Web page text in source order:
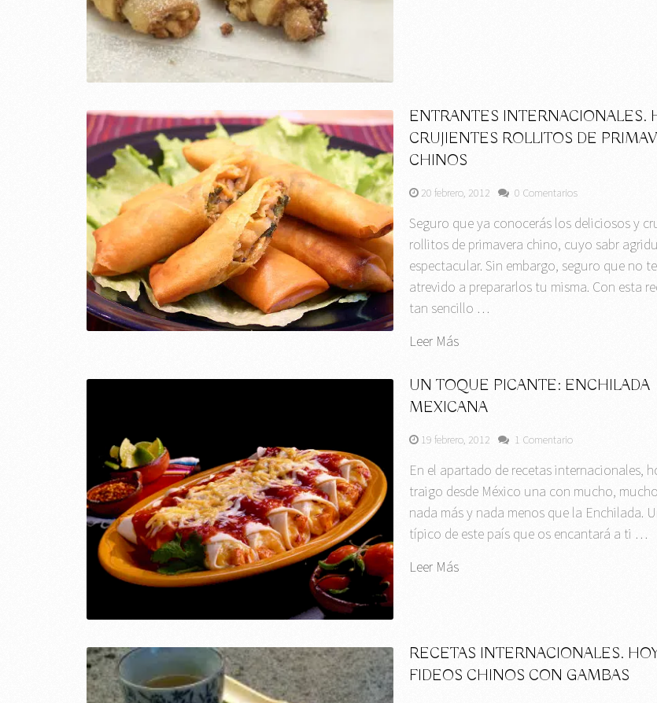
ENTRANTES INTERNACIONALES.
CRUJIENTES ROLLITOS DE
CHINOS
20 febrero, 2012 0 Comentarios
Seguro que ya conocerás los deliciosos y
rollitos de primavera chino, cuyo sabr
espectacular. Sin embargo, seguro que no
atrevido a prepararlos tu misma. Con esta
tan sencillo …
Leer Más
UN TOQUE PICANTE: ENCHILADA
MEXICANA
19 febrero, 2012 1 Comentario
En el apartado de recetas internacionales,
traigo desde México una con mucho,
nada más y nada menos que la Enchilada.
típico de este país que os encantará a ti …
Leer Más
RECETAS INTERNACIONALES.
FIDEOS CHINOS CON GAMBAS